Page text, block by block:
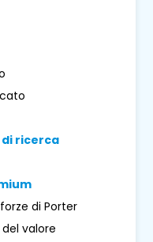
ricerca
di Porter
valore